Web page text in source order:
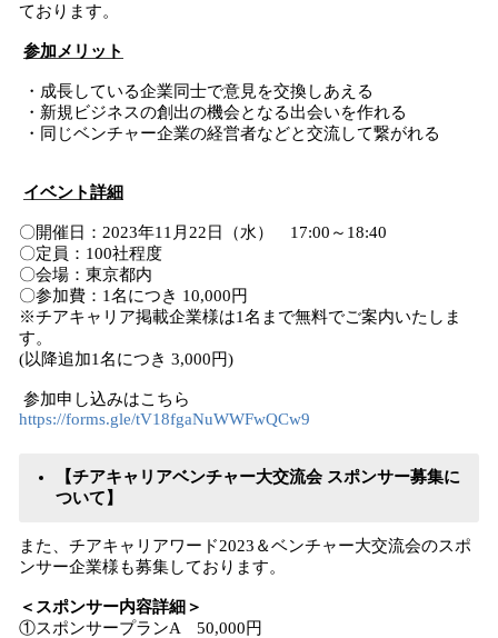
ております。
参加メリット
・成長している企業同士で意見を交換しあえる
・新規ビジネスの創出の機会となる出会いを作れる
・同じベンチャー企業の経営者などと交流して繋がれる
イベント詳細
〇開催日：2023年11月22日（水） 17:00～18:40
〇定員：100社程度
〇会場：東京都内
〇参加費：1名につき 10,000円
※チアキャリア掲載企業様は1名まで無料でご案内いたしま
す。
(以降追加1名につき 3,000円)
参加申し込みはこちら
https://forms.gle/tV18fgaNuWWFwQCw9
【チアキャリアベンチャー大交流会 スポンサー募集に
ついて】
また、チアキャリアワード2023＆ベンチャー大交流会のスポ
ンサー企業様も募集しております。
＜スポンサー内容詳細＞
①スポンサープランA 50,000円